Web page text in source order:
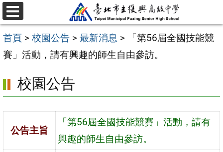
跳
至
主
要
容
區
選
單
首頁 > 校園公告 > 最新消息 >
「第56屆全國技能競
賽」活動，請有興趣的師生自由參訪。
校園公告
公告主旨
「第56屆全國技能競賽」活動，請有
興趣的師生自由參訪。